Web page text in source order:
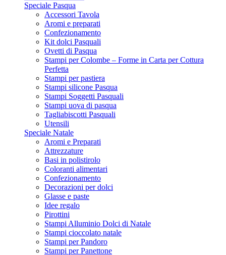
Speciale Pasqua
Accessori Tavola
Aromi e preparati
Confezionamento
Kit dolci Pasquali
Ovetti di Pasqua
Stampi per Colombe – Forme in Carta per Cottura
Perfetta
Stampi per pastiera
Stampi silicone Pasqua
Stampi Soggetti Pasquali
Stampi uova di pasqua
Tagliabiscotti Pasquali
Utensili
Speciale Natale
Aromi e Preparati
Attrezzature
Basi in polistirolo
Coloranti alimentari
Confezionamento
Decorazioni per dolci
Glasse e paste
Idee regalo
Pirottini
Stampi Alluminio Dolci di Natale
Stampi cioccolato natale
Stampi per Pandoro
Stampi per Panettone